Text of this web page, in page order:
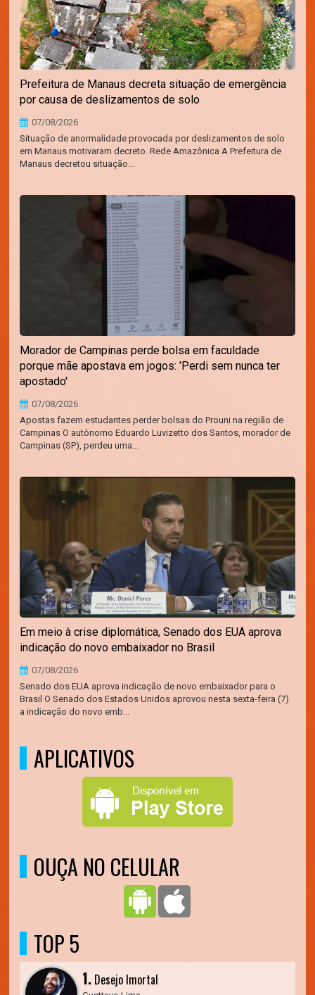
Prefeitura de Manaus decreta situação de emergência
por causa de deslizamentos de solo
07/08/2026
Situação de anormalidade provocada por deslizamentos de solo
em Manaus motivaram decreto. Rede Amazônica A Prefeitura de
Manaus decretou situação...
Morador de Campinas perde bolsa em faculdade
porque mãe apostava em jogos: 'Perdi sem nunca ter
apostado'
07/08/2026
Apostas fazem estudantes perder bolsas do Prouni na região de
Campinas O autônomo Eduardo Luvizetto dos Santos, morador de
Campinas (SP), perdeu uma...
Em meio à crise diplomática, Senado dos EUA aprova
indicação do novo embaixador no Brasil
07/08/2026
Senado dos EUA aprova indicação de novo embaixador para o
Brasil O Senado dos Estados Unidos aprovou nesta sexta-feira (7)
a indicação do novo emb...
APLICATIVOS
OUÇA NO CELULAR
TOP 5
1. Desejo Imortal